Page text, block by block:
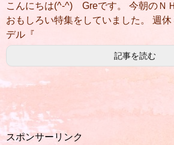
こんにちは(^-^) Greです。 今朝のＮ
おもしろい特集をしていました。 週
デル『
記事を読む
スポンサーリンク